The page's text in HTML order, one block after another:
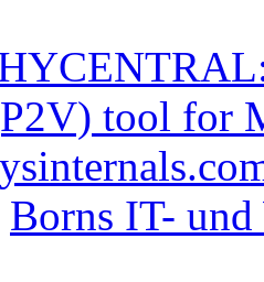
tool for
Borns IT-